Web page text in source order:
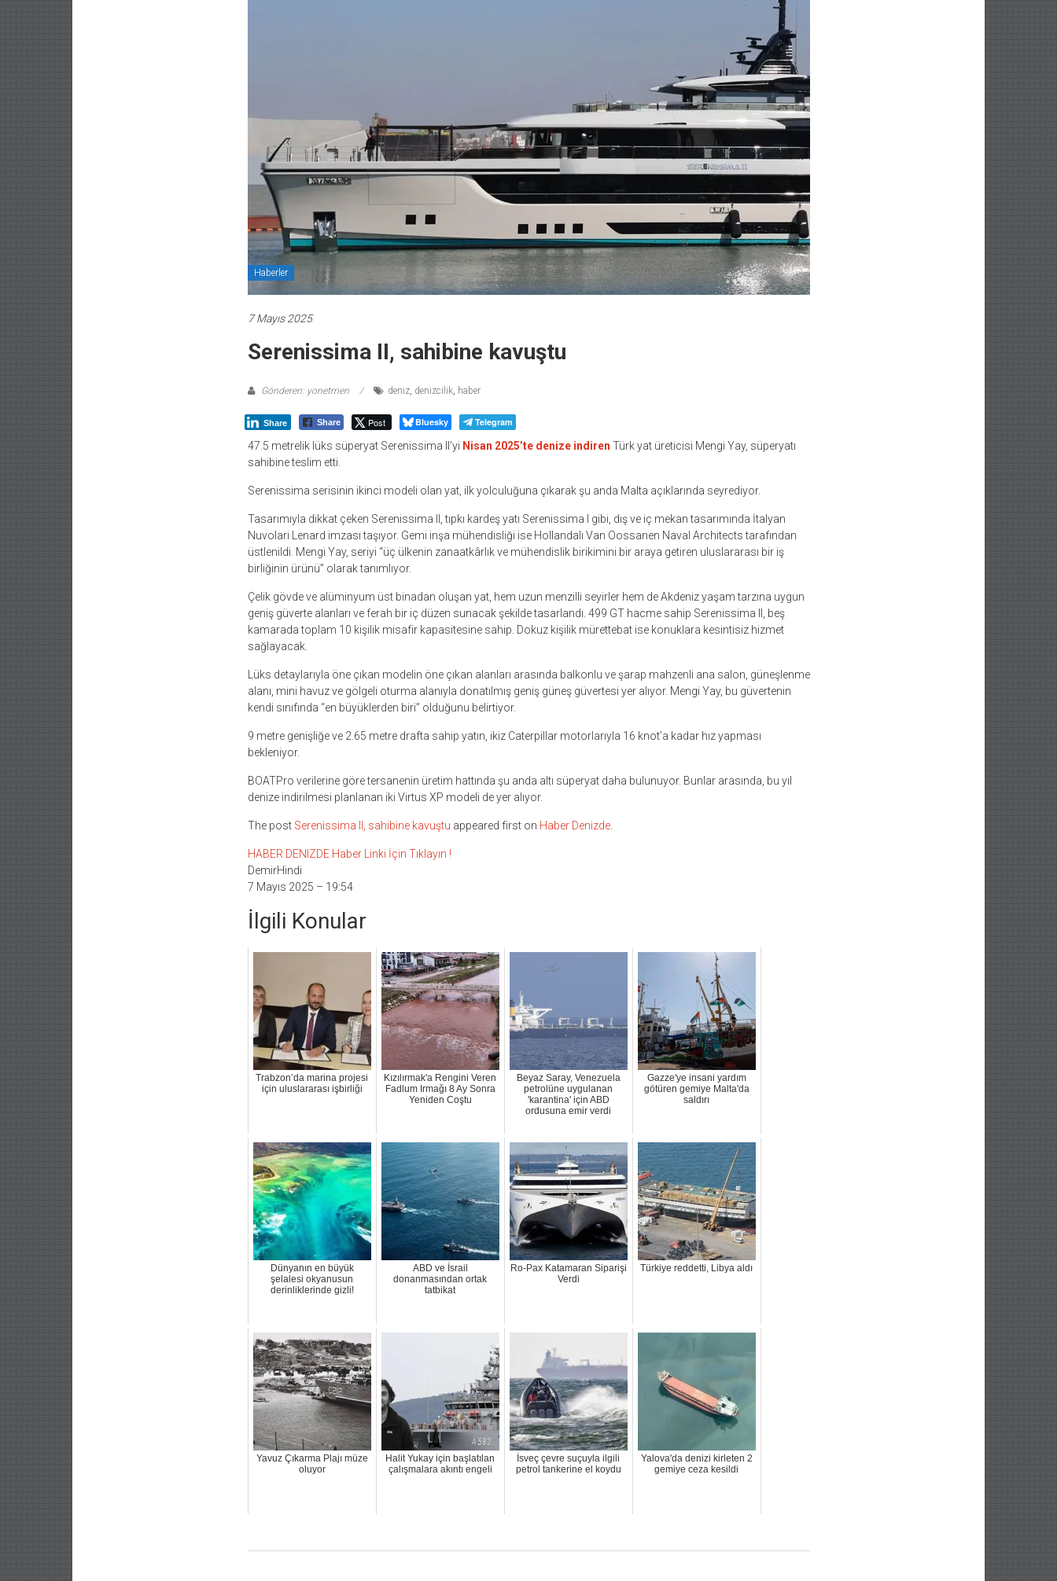
Haberler
7 Mayıs 2025
Serenissima II, sahibine kavuştu
Gönderen: yonetmen deniz, denizcilik, haber
Share Share Post Bluesky Telegram
47.5 metrelik lüks süperyat Serenissima II’yi Nisan 2025’te denize indiren Türk yat üreticisi Mengi Yay, süperyatı
sahibine teslim etti.
Serenissima serisinin ikinci modeli olan yat, ilk yolculuğuna çıkarak şu anda Malta açıklarında seyrediyor.
Tasarımıyla dikkat çeken Serenissima II, tıpkı kardeş yatı Serenissima I gibi, dış ve iç mekan tasarımında İtalyan
Nuvolari Lenard imzası taşıyor. Gemi inşa mühendisliği ise Hollandalı Van Oossanen Naval Architects tarafından
üstlenildi. Mengi Yay, seriyi “üç ülkenin zanaatkârlık ve mühendislik birikimini bir araya getiren uluslararası bir iş
birliğinin ürünü” olarak tanımlıyor.
Çelik gövde ve alüminyum üst binadan oluşan yat, hem uzun menzilli seyirler hem de Akdeniz yaşam tarzına uygun
geniş güverte alanları ve ferah bir iç düzen sunacak şekilde tasarlandı. 499 GT hacme sahip Serenissima II, beş
kamarada toplam 10 kişilik misafir kapasitesine sahip. Dokuz kişilik mürettebat ise konuklara kesintisiz hizmet
sağlayacak.
Lüks detaylarıyla öne çıkan modelin öne çıkan alanları arasında balkonlu ve şarap mahzenli ana salon, güneşlenme
alanı, mini havuz ve gölgeli oturma alanıyla donatılmış geniş güneş güvertesi yer alıyor. Mengi Yay, bu güvertenin
kendi sınıfında “en büyüklerden biri” olduğunu belirtiyor.
9 metre genişliğe ve 2.65 metre drafta sahip yatın, ikiz Caterpillar motorlarıyla 16 knot’a kadar hız yapması
bekleniyor.
BOATPro verilerine göre tersanenin üretim hattında şu anda altı süperyat daha bulunuyor. Bunlar arasında, bu yıl
denize indirilmesi planlanan iki Virtus XP modeli de yer alıyor.
The post Serenissima II, sahibine kavuştu appeared first on Haber Denizde.
HABER DENIZDE Haber Linki İçin Tıklayın !
DemirHindi
7 Mayıs 2025 – 19:54
İlgili Konular
Trabzon’da marina projesi
için uluslararası işbirliği
Kızılırmak'a Rengini Veren
Fadlum Irmağı 8 Ay Sonra
Yeniden Coştu
Beyaz Saray, Venezuela
petrolüne uygulanan
'karantina' için ABD
ordusuna emir verdi
Gazze'ye insani yardım
götüren gemiye Malta'da
saldırı
Dünyanın en büyük
şelalesi okyanusun
derinliklerinde gizli!
ABD ve İsrail
donanmasından ortak
tatbikat
Ro-Pax Katamaran Siparişi
Verdi
Türkiye reddetti, Libya aldı
Yavuz Çıkarma Plajı müze
oluyor
Halit Yukay için başlatılan
çalışmalara akıntı engeli
İsveç çevre suçuyla ilgili
petrol tankerine el koydu
Yalova'da denizi kirleten 2
gemiye ceza kesildi